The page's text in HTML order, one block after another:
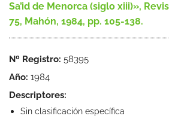
Sa’id de Menorca (siglo xiii)»,
75, Mahón, 1984, pp. 105-138.
Nº Registro: 58395
Año: 1984
Descriptores:
Sin clasificación específica